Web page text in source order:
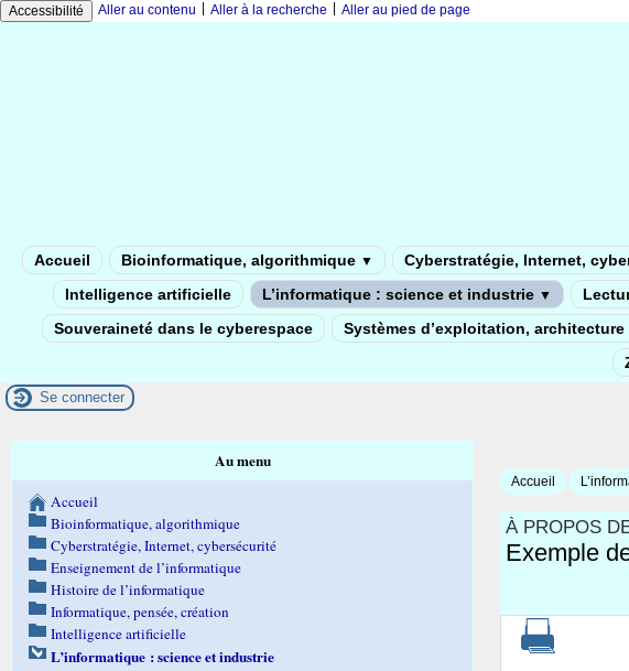
Accessibilité Aller au contenu Aller à la recherche Aller au pied de page
Accueil Bioinformatique, algorithmique ▼ Cyberstratégie, Internet,
Intelligence artificielle
L’informatique : science et industrie ▼
Souveraineté dans le cyberespace
Systèmes d’exploitation,
Se connecter
Accueil
À PROPOS
Exemple
Au menu
Accueil
Bioinformatique, algorithmique
Cyberstratégie, Internet, cybersécurité
Enseignement de l’informatique
Histoire de l’informatique
Informatique, pensée, création
Intelligence artificielle
L’informatique : science et industrie